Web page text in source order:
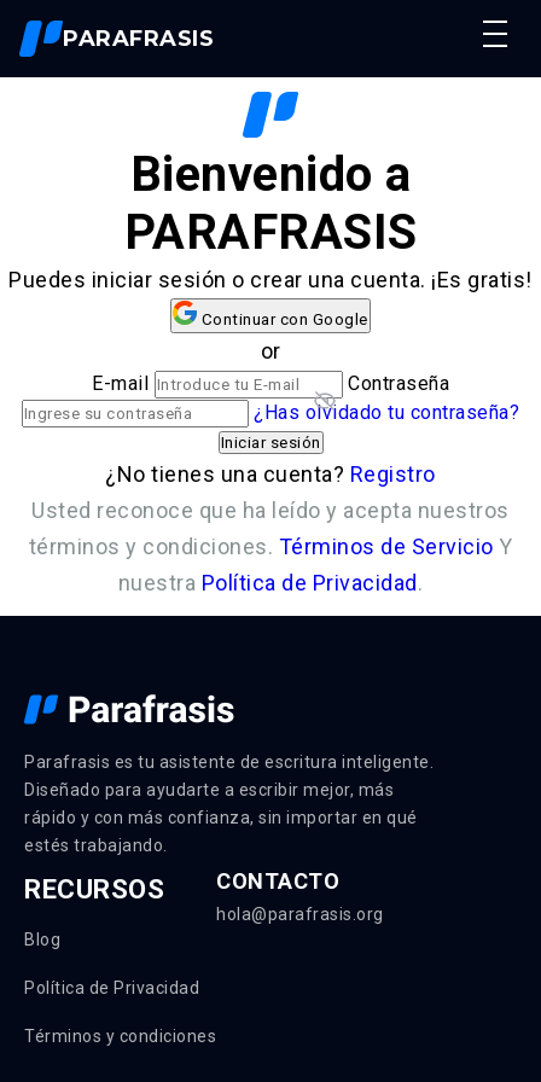
PARAFRASIS
Parafrasear Textos
Reescribir Textos
Acceso
Bienvenido a
PARAFRASIS
Puedes iniciar sesión o crear una cuenta. ¡Es gratis!
Continuar con Google
or
E-mail
Contraseña
¿Has olvidado tu contraseña?
¿No tienes una cuenta? Registro
Usted reconoce que ha leído y acepta nuestros
términos y condiciones. Términos de Servicio Y
nuestra Política de Privacidad.
Parafrasis es tu asistente de escritura inteligente.
Diseñado para ayudarte a escribir mejor, más
rápido y con más confianza, sin importar en qué
estés trabajando.
RECURSOS
Blog
Política de Privacidad
Términos y condiciones
CONTACTO
hola@parafrasis.org